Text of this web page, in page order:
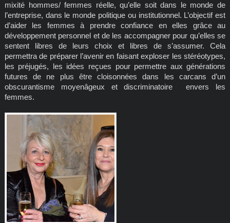
mixité hommes/ femmes réelle, qu’elle soit dans le monde de
l’entreprise, dans le monde politique ou institutionnel. L’objectif est
d’aider les femmes à prendre confiance en elles grâce au
développement personnel et de les accompagner pour qu’elles se
sentent libres de leurs choix et libres de s’assumer. Cela
permettra de préparer l’avenir en faisant exploser les stéréotypes,
les préjugés, les idées reçues pour permettre aux générations
futures de ne plus être cloisonnées dans les carcans d’un
obscurantisme moyenâgeux et discriminatoire envers les
femmes.